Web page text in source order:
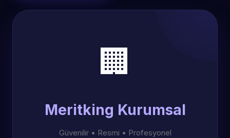
🏢
Meritking Kurumsal
Güvenilir • Resmi • Profesyonel